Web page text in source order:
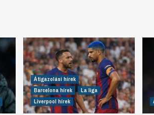
Átigazolási hírek
Barcelona hírek
La liga
Liverpool hírek